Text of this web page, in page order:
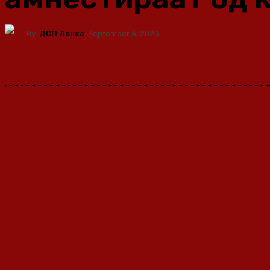
By ДСП Ленка September 6, 2023